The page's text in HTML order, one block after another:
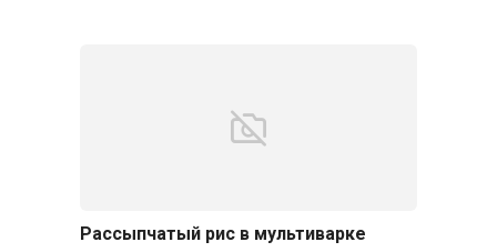
Рассыпчатый рис в мультиварке